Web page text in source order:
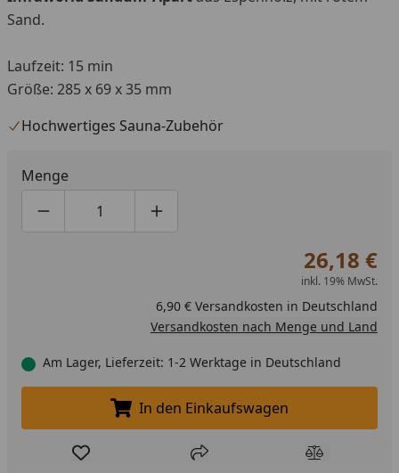
Sand.
Laufzeit: 15 min
Größe: 285 x 69 x 35 mm
Hochwertiges Sauna-Zubehör
Menge
Produktmenge um eins verringern
Produktmenge manuell eingeben
Produktmenge um eins erhöhen
26,18 €
inkl. 19% MwSt.
6,90 € Versandkosten in Deutschland
Versandkosten nach Menge und Land
Am Lager, Lieferzeit: 1-2 Werktage in Deutschland
In den Einkaufswagen legen
In den Einkaufswagen
Produkt zur Wunschliste hinzufügen
Teilen Produkt